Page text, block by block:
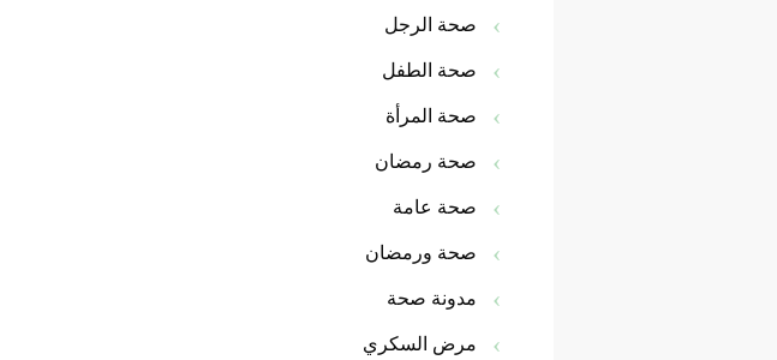
صحة الرجل
صحة الطفل
صحة المرأة
صحة رمضان
صحة عامة
صحة ورمضان
مدونة صحة
مرض السكري